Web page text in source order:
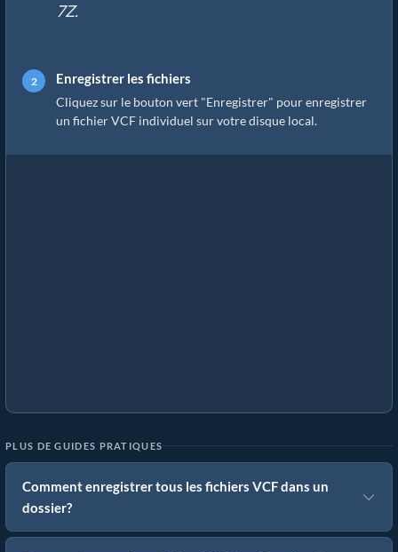
7Z.
Enregistrer les fichiers
Cliquez sur le bouton vert "Enregistrer" pour enregistrer
un fichier VCF individuel sur votre disque local.
PLUS DE GUIDES PRATIQUES
Comment enregistrer tous les fichiers VCF dans un
dossier?